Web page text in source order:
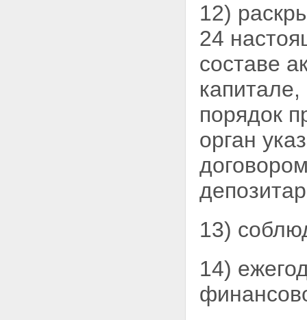
12)
24
составе
порядок
орган
13)
14)